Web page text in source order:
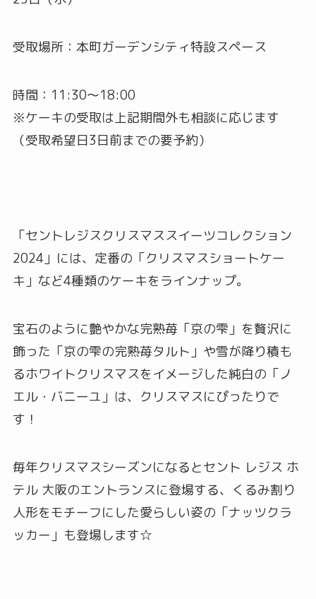
受取場所：本町ガーデンシティ特設スペース
時間：11:30～18:00
※ケーキの受取は上記期間外も相談に応じます
（受取希望日3日前までの要予約）
「セントレジスクリスマススイーツコレクション
2024」には、定番の「クリスマスショートケー
キ」など4種類のケーキをラインナップ。
宝石のように艶やかな完熟苺「京の雫」を贅沢に
飾った「京の雫の完熟苺タルト」や雪が降り積も
るホワイトクリスマスをイメージした純白の「ノ
エル・バニーユ」は、クリスマスにぴったりで
す！
毎年クリスマスシーズンになるとセント レジス ホ
テル 大阪のエントランスに登場する、くるみ割り
人形をモチーフにした愛らしい姿の「ナッツクラ
ッカー」も登場します☆